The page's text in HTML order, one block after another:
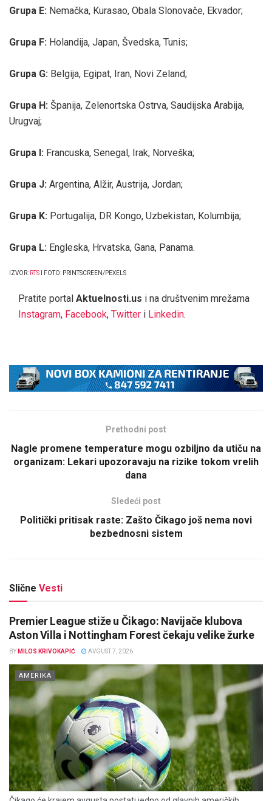
Grupa E: Nemačka, Kurasao, Obala Slonovače, Ekvador;
Grupa F: Holandija, Japan, Švedska, Tunis;
Grupa G: Belgija, Egipat, Iran, Novi Zeland;
Grupa H: Španija, Zelenortska Ostrva, Saudijska Arabija,
Urugvaj;
Grupa I: Francuska, Senegal, Irak, Norveška;
Grupa J: Argentina, Alžir, Austrija, Jordan;
Grupa K: Portugalija, DR Kongo, Uzbekistan, Kolumbija;
Grupa L: Engleska, Hrvatska, Gana, Panama.
IZVOR: RTS I FOTO: PRINTSCREEN/PEXELS
Pratite portal Aktuelnosti.us i na društvenim mrežama
Instagram, Facebook, Twitter i Linkedin.
Prethodni post
Nagle promene temperature mogu ozbiljno da utiču na
organizam: Lekari upozoravaju na rizike tokom vrelih
dana
Sledeći post
Politički pritisak raste: Zašto Čikago još nema novi
bezbednosni sistem
Slične Vesti
Premier League stiže u Čikago: Navijače klubova
Aston Villa i Nottingham Forest čekaju velike žurke
BY MILOS KRIVOKAPIĆ AVGUST 7, 2026
AMERIKA